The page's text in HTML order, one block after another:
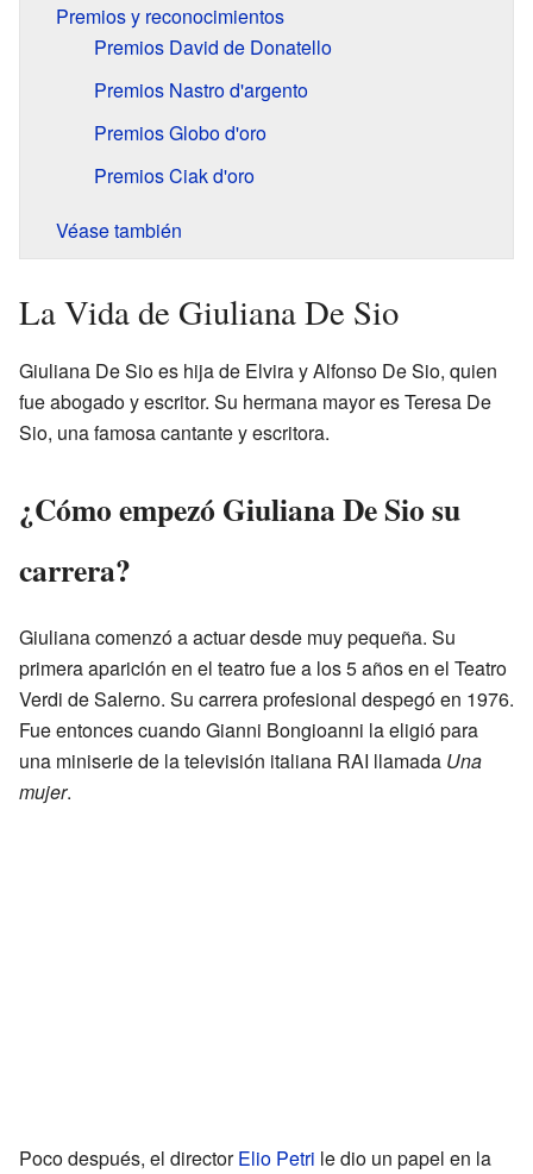
Premios y reconocimientos
Premios David de Donatello
Premios Nastro d'argento
Premios Globo d'oro
Premios Ciak d'oro
Véase también
La Vida de Giuliana De Sio
Giuliana De Sio es hija de Elvira y Alfonso De Sio, quien
fue abogado y escritor. Su hermana mayor es Teresa De
Sio, una famosa cantante y escritora.
¿Cómo empezó Giuliana De Sio su
carrera?
Giuliana comenzó a actuar desde muy pequeña. Su
primera aparición en el teatro fue a los 5 años en el Teatro
Verdi de Salerno. Su carrera profesional despegó en 1976.
Fue entonces cuando Gianni Bongioanni la eligió para
una miniserie de la televisión italiana RAI llamada Una
mujer.
Poco después, el directorElio Petri le dio un papel en la